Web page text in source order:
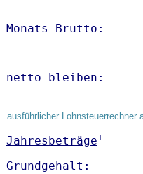
Monats-
netto
ausführlicher Lohnsteuerrechner
Jahresbeträge1
Grundgehalt: